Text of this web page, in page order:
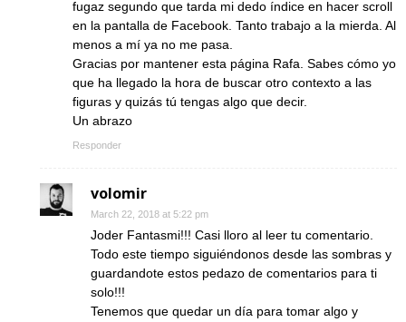
fugaz segundo que tarda mi dedo índice en hacer scroll
en la pantalla de Facebook. Tanto trabajo a la mierda. Al
menos a mí ya no me pasa.
Gracias por mantener esta página Rafa. Sabes cómo yo
que ha llegado la hora de buscar otro contexto a las
figuras y quizás tú tengas algo que decir.
Un abrazo
Responder
volomir
March 22, 2018 at 5:22 pm
Joder Fantasmi!!! Casi lloro al leer tu comentario.
Todo este tiempo siguiéndonos desde las sombras y
guardandote estos pedazo de comentarios para ti
solo!!!
Tenemos que quedar un día para tomar algo y